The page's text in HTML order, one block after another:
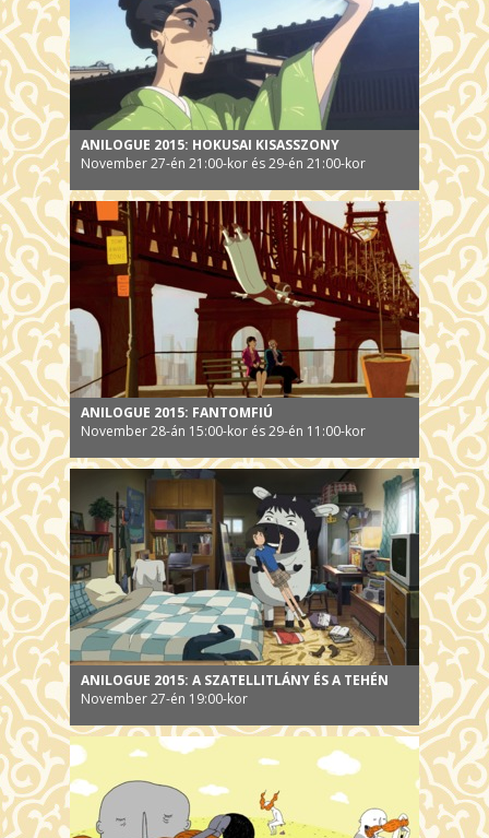
ANILOGUE 2015: HOKUSAI KISASSZONY
November 27-én 21:00-kor és 29-én 21:00-kor
ANILOGUE 2015: FANTOMFIÚ
November 28-án 15:00-kor és 29-én 11:00-kor
ANILOGUE 2015: A SZATELLITLÁNY ÉS A TEHÉN
November 27-én 19:00-kor